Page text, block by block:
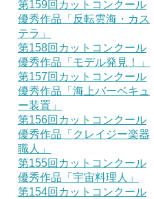
第159回カットコンクール
優秀作品「反転雲海・カス
テラ」
第158回カットコンクール
優秀作品「モデル発見！」
第157回カットコンクール
優秀作品「海上バーベキュ
ー装置」
第156回カットコンクール
優秀作品「クレイジー楽器
職人」
第155回カットコンクール
優秀作品「宇宙料理人」
第154回カットコンクール